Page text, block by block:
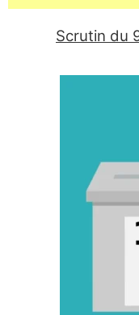
Scrutin du